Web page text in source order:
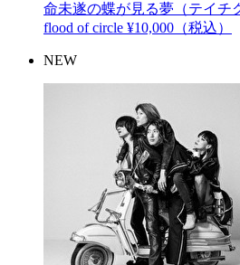
命未遂の蝶が見る夢（テイチ
flood of circle ¥10,000（税込）
NEW